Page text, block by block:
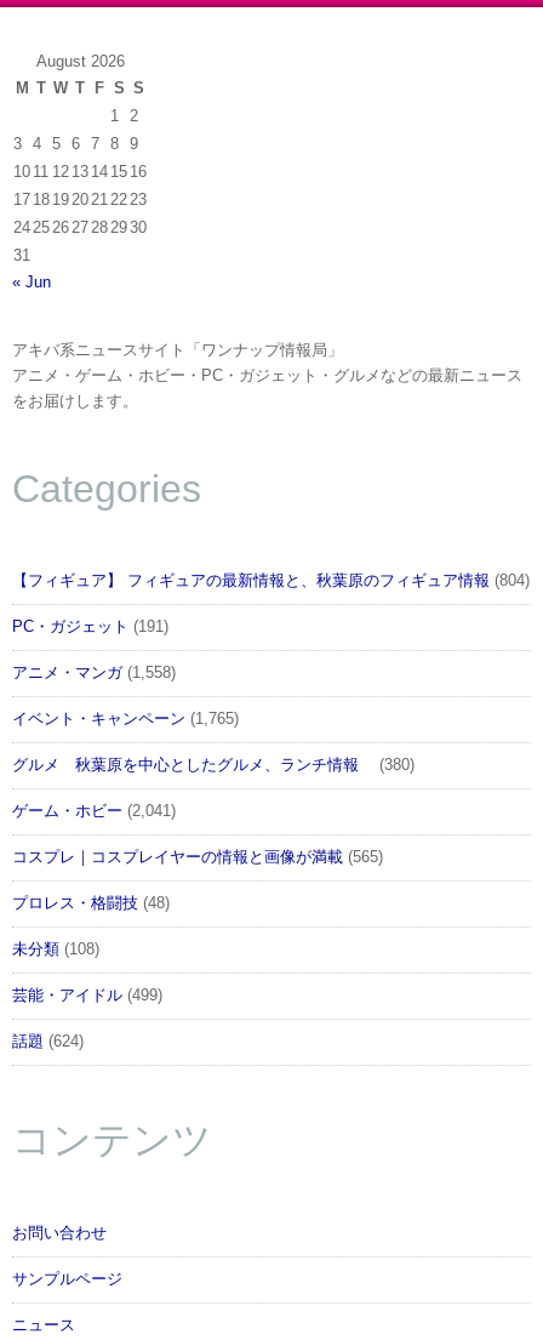
August 2026
M T W T F S S
1
2
3
4 5 6 7 8
9
10 11 12 13 14 15 16
17 18 19 20 21 22 23
24 25 26 27 28 2930
31
« Jun
アキバ系ニュースサイト「ワンナップ情報局」
アニメ・ゲーム・ホビー・PC・ガジェット・グルメなどの最新ニュース
をお届けします。
Categories
【フィギュア】 フィギュアの最新情報と、秋葉原のフィギュア情報 (804)
PC・ガジェット (191)
アニメ・マンガ(1,558)
イベント・キャンペーン (1,765)
グルメ 秋葉原を中心としたグルメ、ランチ情報 (380)
ゲーム・ホビー (2,041)
コスプレ｜コスプレイヤーの情報と画像が満載 (565)
プロレス・格闘技 (48)
未分類 (108)
芸能・アイドル (499)
話題 (624)
コンテンツ
お問い合わせ
サンプルページ
ニュース